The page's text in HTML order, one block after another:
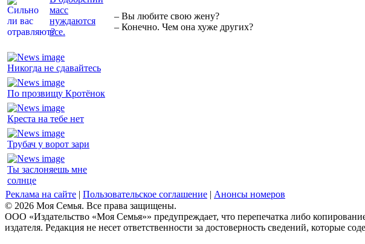
масс
нуждаются
все.
Никогда не сдавайтесь
По прозвищу Кротёнок
Креста на тебе нет
Трубач у ворот зари
Ты заслоняешь мне
солнце
– Вы любите свою жену?
– Конечно. Чем она хуже других?
Реклама на сайте | Пользовательское соглашение | Анонсы номеров
© 2026 Моя Семья. Все права защищены.
ООО «Издательство «Моя Семья»» предупреждает, что перепечатка либо
издателя. Редакция не несет ответственности за достоверность сведений, которые